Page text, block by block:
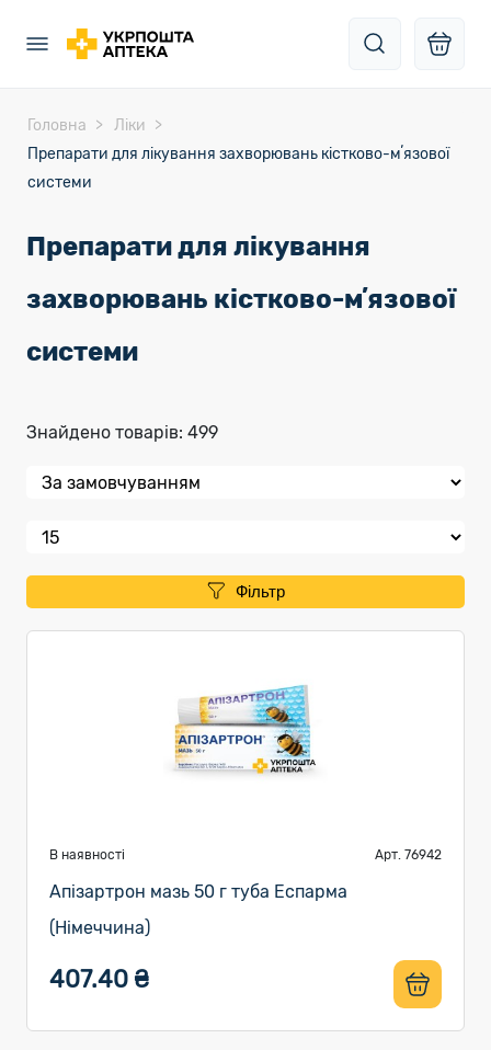
Головна
Ліки
Препарати для лікування захворювань кістково-мʼязової
системи
Препарати для лікування
захворювань кістково-мʼязової
системи
Знайдено товарів: 499
Фільтр
В наявності Арт. 76942
Апізартрон мазь 50 г туба Еспарма
(Німеччина)
407.40 ₴